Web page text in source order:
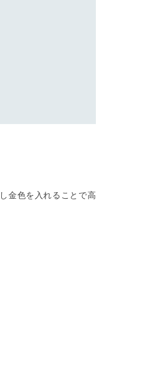
金色を入れることで高